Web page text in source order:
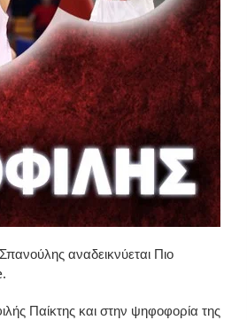
αναδεικνύεται Πιο
Παίκτης και στην ψηφοφορία της